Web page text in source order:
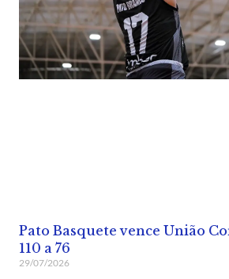
Pato Basquete vence União
110 a 76
29/07/2026